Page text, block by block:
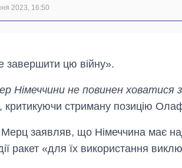
2023, 16:50
завершити цю війну».
Німеччини не повинен
критикуючи стриману позицію
заявляв, що Німеччина має
ракет «для їх використання